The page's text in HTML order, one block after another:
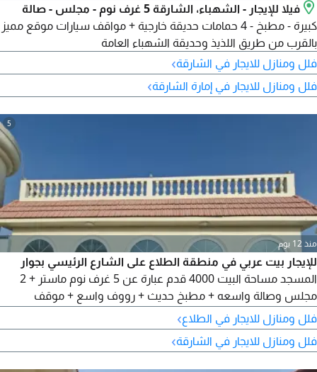
فيلا للإيجار - الشهباء، الشارقة 5 غرف نوم - مجلس - صالة
كبيرة - مطبخ - 4 حمامات حديقة خارجية + مواقف سيارات موقع مميز
بالقرب من طريق اللذيذ وحديقة الشهباء العامة
فلل ومنازل للايجار في الشارقة›
فلل ومنازل للايجار في إمارة الشارقة›
5
منذ 12 يوم
للإيجار بيت عربي في منطقة الطلاع على الشارع الرئيسي بجوار
المسجد مساحة البيت 4000 قدم عبارة عن 5 غرف نوم ماستر + 2
مجلس وصالة واسعه + مطبخ حديث + رووف واسع + موقف
سيارات يكفي 4 سيارات قريبة من المدارس وقريبة من الخدمات
السعر 90000 درهم
فلل ومنازل للايجار في الطلاع›
فلل ومنازل للايجار في الشارقة›